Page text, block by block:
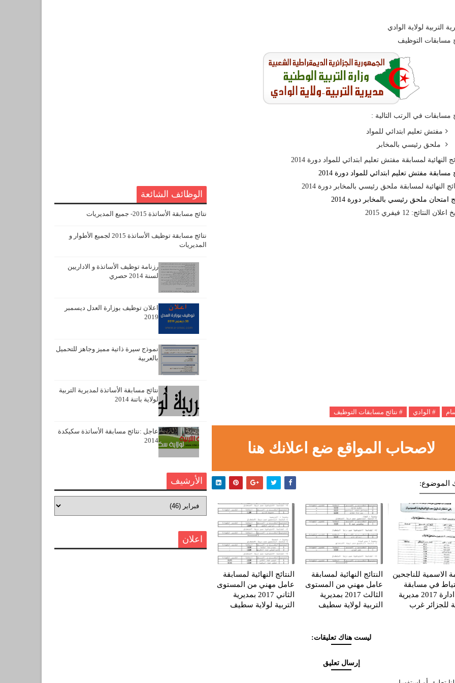
التربية لولاية الوادي
مسابقات التوظيف
مسابقات في الرتب التالية :
مفتش تعليم ابتدائي للمواد
ملحق رئيسي بالمخابر
النهائية لمسابقة مفتش تعليم ابتدائي للمواد دورة 2014
مسابقة مفتش تعليم ابتدائي للمواد دورة 2014
النهائية لمسابقة ملحق رئيسي بالمخابر دورة 2014
امتحان ملحق رئيسي بالمخابر دورة 2014
النتائج: 12 فيفري 2015
# الوادي # نتائج مسابقات التوظيف
لاصحاب المواقع ضع اعلانك هنا
الموضوع:
الاسمية للناجحين
في مسابقة
عون ادارة 2017 مديرية
للجزائر غرب
النتائج النهائية لمسابقة
عامل مهني من المستوى
الثالث 2017 بمديرية
التربية لولاية سطيف
النتائج النهائية لمسابقة
عامل مهني من المستوى
الثاني 2017 بمديرية
التربية لولاية سطيف
ليست هناك تعليقات:
إرسال تعليق
الوظائف الشائعة
نتائج مسابقة الأساتذة 2015- جميع المديريات
نتائج مسابقة توظيف الأساتذة 2015 لجميع الأطوار و
المديريات
رزنامة توظيف الأساتذة و الاداريين
لسنة 2014 حصري
اعلان توظيف بوزارة العدل ديسمبر
2019
نموذج سيرة ذاتية مميز وجاهز للتحميل
بالعربية
نتائج مسابقة الأساتذة لمديرية التربية
لولاية باتنة 2014
عاجل :نتائج مسابقة الأساتذة سكيكدة
2014
الأرشيف
اعلان